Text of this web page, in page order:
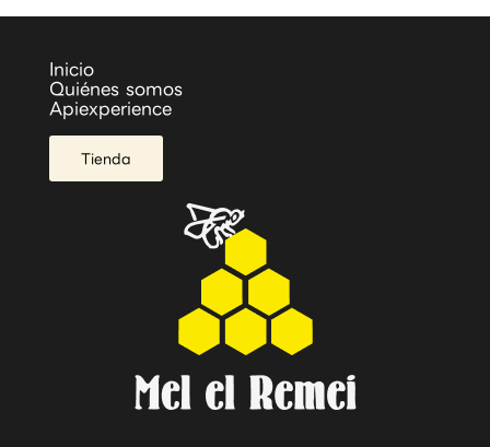
Inicio
Quiénes somos
Apiexperience
Tienda